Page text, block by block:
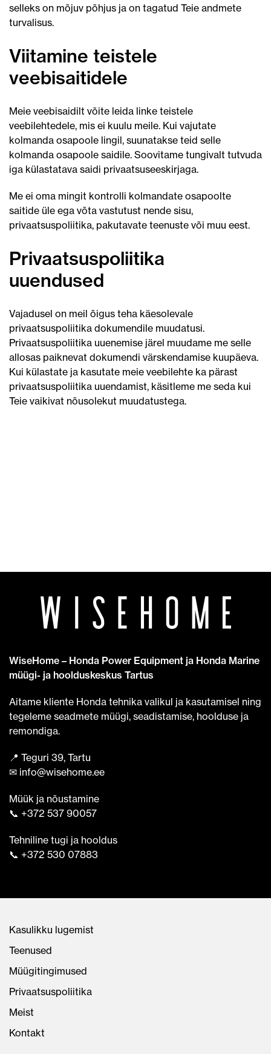
selleks on mõjuv põhjus ja on tagatud Teie andmete
turvalisus.
Viitamine teistele
veebisaitidele
Meie veebisaidilt võite leida linke teistele
veebilehtedele, mis ei kuulu meile. Kui vajutate
kolmanda osapoole lingil, suunatakse teid selle
kolmanda osapoole saidile. Soovitame tungivalt tutvuda
iga külastatava saidi privaatsuseeskirjaga.
Me ei oma mingit kontrolli kolmandate osapoolte
saitide üle ega võta vastutust nende sisu,
privaatsuspoliitika, pakutavate teenuste või muu eest.
Privaatsuspoliitika
uuendused
Vajadusel on meil õigus teha käesolevale
privaatsuspoliitika dokumendile muudatusi.
Privaatsuspoliitika uuenemise järel muudame me selle
allosas paiknevat dokumendi värskendamise kuupäeva.
Kui külastate ja kasutate meie veebilehte ka pärast
privaatsuspoliitika uuendamist, käsitleme me seda kui
Teie vaikivat nõusolekut muudatustega.
WiseHome – Honda Power Equipment ja Honda Marine
müügi- ja hoolduskeskus Tartus
Aitame kliente Honda tehnika valikul ja kasutamisel ning
tegeleme seadmete müügi, seadistamise, hoolduse ja
remondiga.
📍 Teguri 39, Tartu
✉ info@wisehome.ee
Müük ja nõustamine
📞 +372 537 90057
Tehniline tugi ja hooldus
📞 +372 530 07883
Kasulikku lugemist
Teenused
Müügitingimused
Privaatsuspoliitika
Meist
Kontakt